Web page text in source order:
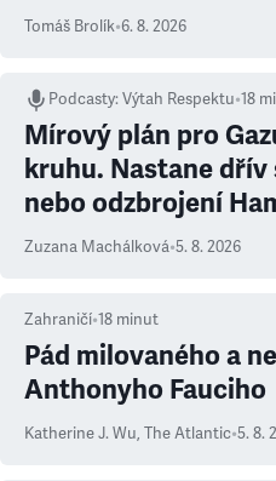
Tomáš Brolík•6. 8. 2026
Podcasty:Výtah Respektu•18
Mírový plán pro
kruhu. Nastane dřív
nebo odzbrojení
Zuzana Machálková•5. 8. 2026
Zahraničí•18 minut
Pád milovaného a
Anthonyho Fauciho
Katherine J. Wu, The Atlantic•5. 8.